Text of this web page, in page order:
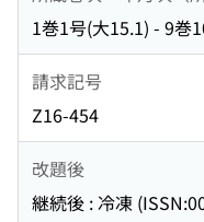
1巻1号(大15.1) - 9巻
請求記号
Z16-454
改題後
継続後 : 冷凍